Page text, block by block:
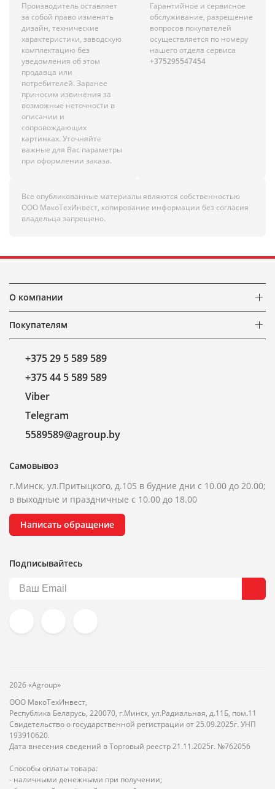
Производитель оставляет
за собой право изменять
дизайн, технические
характеристики, заводскую
комплектацию без
уведомления об этом
продавца или
потребителей. Заранее
приносим извинения за
возможные неточности в
описании и
сопровождающих
картинках. Уточняйте
важные для Вас параметры
при оформлении заказа.
Гарантийное и сервисное
обслуживание, разрешение
вопросов покупателей
осуществляется по номеру
нашего отдела сервиса
+375295547454
Все опубликованные материалы являются собственностью
ООО МакоТехИнвест, копирование информации без согласия
владельца запрещено.
О компании
Покупателям
+375 29 5 589 589
+375 44 5 589 589
Viber
Telegram
5589589@agroup.by
Самовывоз
г.Минск, ул.Притыцкого, д.105 в будние дни с 10.00 до 20.00;
в выходные и праздничные с 10.00 до 18.00
Написать обращение
Подписывайтесь
2026 «Agroup»
ООО МакоТехИнвест,
Республика Беларусь, 220070, г.Минск, ул.Радиальная, д.11Б, пом.11
Свидетельство о государственной регистрации от 25.09.2025г. УНП
193910620.
Дата внесения сведений в Торговый реестр 21.11.2025г. №762056
Способы оплаты товара:
- наличными денежными при получении;